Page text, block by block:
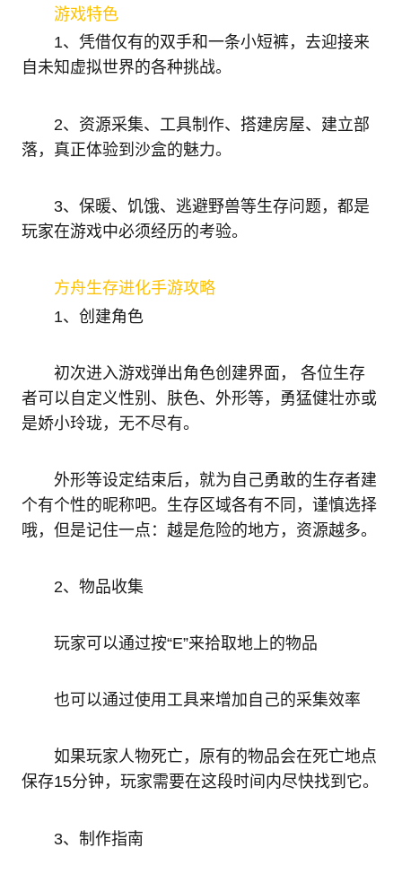
游戏特色
1、凭借仅有的双手和一条小短裤，去迎接来
自未知虚拟世界的各种挑战。
2、资源采集、工具制作、搭建房屋、建立部
落，真正体验到沙盒的魅力。
3、保暖、饥饿、逃避野兽等生存问题，都是
玩家在游戏中必须经历的考验。
方舟生存进化手游攻略
1、创建角色
初次进入游戏弹出角色创建界面， 各位生存
者可以自定义性别、肤色、外形等，勇猛健壮亦或
是娇小玲珑，无不尽有。
外形等设定结束后，就为自己勇敢的生存者建
个有个性的昵称吧。生存区域各有不同，谨慎选择
哦，但是记住一点：越是危险的地方，资源越多。
2、物品收集
玩家可以通过按“E”来拾取地上的物品
也可以通过使用工具来增加自己的采集效率
如果玩家人物死亡，原有的物品会在死亡地点
保存15分钟，玩家需要在这段时间内尽快找到它。
3、制作指南